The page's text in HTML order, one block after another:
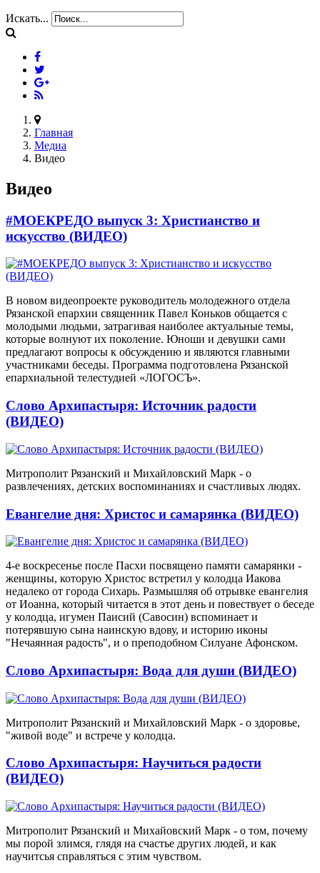
Искать...
Главная
Медиа
Видео
Видео
#МОЕКРЕДО выпуск 3: Христианство и
искусство (ВИДЕО)
В новом видеопроекте руководитель молодежного отдела
Рязанской епархии священник Павел Коньков общается с
молодыми людьми, затрагивая наиболее актуальные темы,
которые волнуют их поколение. Юноши и девушки сами
предлагают вопросы к обсуждению и являются главными
участниками беседы. Программа подготовлена Рязанской
епархиальной телестудией «ЛОГОСЪ».
Слово Архипастыря: Источник радости
(ВИДЕО)
Митрополит Рязанский и Михайловский Марк - о
развлечениях, детских воспоминаниях и счастливых людях.
Евангелие дня: Христос и самарянка (ВИДЕО)
4-е воскресенье после Пасхи посвящено памяти самарянки -
женщины, которую Христос встретил у колодца Иакова
недалеко от города Сихарь. Размышляя об отрывке евангелия
от Иоанна, который читается в этот день и повествует о беседе
у колодца, игумен Паисий (Савосин) вспоминает и
потерявшую сына наинскую вдову, и историю иконы
"Нечаянная радость", и о преподобном Силуане Афонском.
Слово Архипастыря: Вода для души (ВИДЕО)
Митрополит Рязанский и Михайловский Марк - о здоровье,
"живой воде" и встрече у колодца.
Слово Архипастыря: Научиться радости
(ВИДЕО)
Митрополит Рязанский и Михайовский Марк - о том, почему
мы порой злимся, глядя на счастье других людей, и как
научитсья справляться с этим чувством.